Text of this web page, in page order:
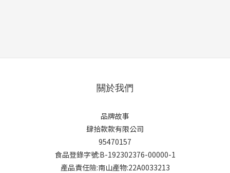
關於我們
品牌故事
肆拾款款有限公司
95470157
食品登錄字號:B-192302376-00000-1
產品責任險:南山產物:22A0033213